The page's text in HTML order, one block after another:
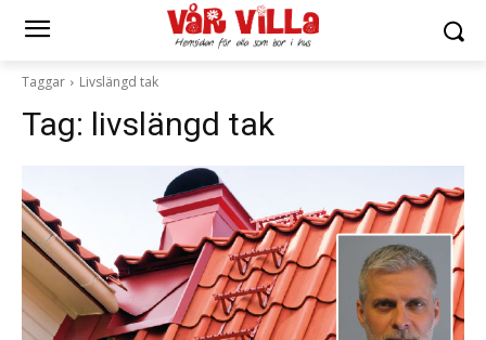
Taggar Livslängd tak
Tag: livslängd tak